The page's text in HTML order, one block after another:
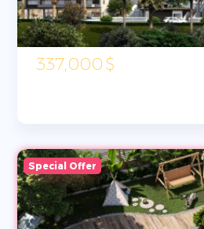
$
Special Offer